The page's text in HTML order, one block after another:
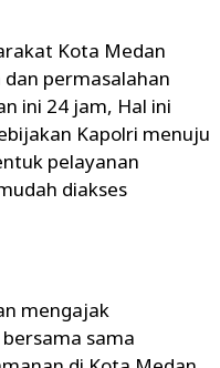
Kota Medan
permasalahan
ini 24 jam, Hal ini
Kapolri menuju
pelayanan
diakses
mengajak
sama